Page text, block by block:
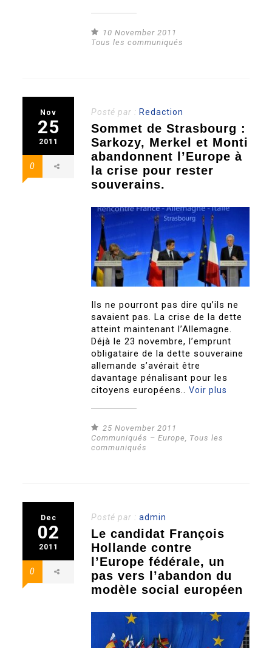
10 November 2011
Tous les communiqués
Nov
25
2011
0
Posté par : Redaction
Sommet de Strasbourg :
Sarkozy, Merkel et Monti
abandonnent l’Europe à
la crise pour rester
souverains.
Ils ne pourront pas dire qu’ils ne
savaient pas. La crise de la dette
atteint maintenant l’Allemagne.
Déjà le 23 novembre, l’emprunt
obligataire de la dette souveraine
allemande s’avérait être
davantage pénalisant pour les
citoyens européens..Voir plus
25 November 2011
Communiqués – Europe, Tous les
communiqués
Dec
02
2011
0
Posté par :admin
Le candidat François
Hollande contre
l’Europe fédérale, un
pas vers l’abandon du
modèle social européen